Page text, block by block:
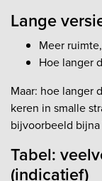
Lange
Meer
Hoe langer
Maar: hoe langer
keren in smalle
bijvoorbeeld
Tabel:
(indicatief)